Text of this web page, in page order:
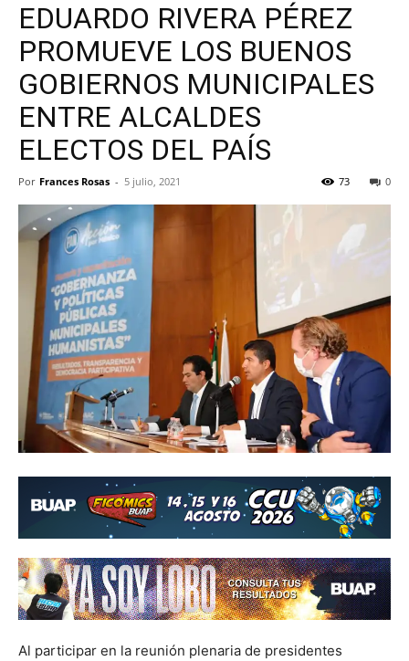
EDUARDO RIVERA PÉREZ
PROMUEVE LOS BUENOS
GOBIERNOS MUNICIPALES
ENTRE ALCALDES
ELECTOS DEL PAÍS
Por Frances Rosas - 5 julio, 2021 0
73
Al participar en la reunión plenaria de presidentes